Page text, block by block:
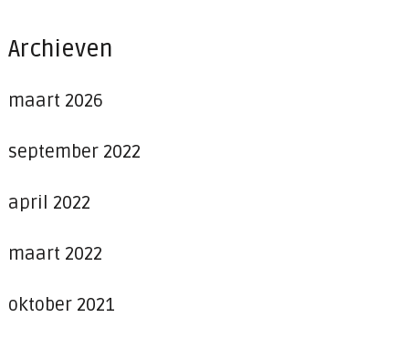
Archieven
maart 2026
september 2022
april 2022
maart 2022
oktober 2021